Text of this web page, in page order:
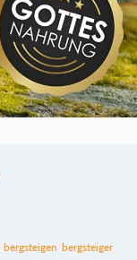
bergsteigen bergsteiger